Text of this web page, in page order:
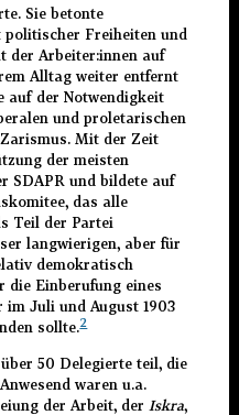
Sie betonte
politischer Freiheiten und
der Arbeiter:innen auf
Alltag weiter entfernt
auf der Notwendigkeit
und proletarischen
Mit der Zeit
der meisten
SDAPR und bildete auf
das alle
Teil der Partei
langwierigen, aber für
demokratisch
die Einberufung eines
im Juli und August 1903
sollte.2
50 Delegierte teil, die
waren u.a.
der Arbeit, der Iskra,